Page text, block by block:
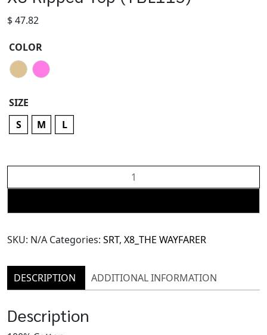
$47.82
COLOR
SIZE
S
M L
Ripped
(TBL113)
SKU: N/A Categories: SRT, X8_THE WAYFARER
DESCRIPTION ADDITIONAL INFORMATION
Description